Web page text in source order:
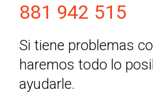
881 942 515
Si tiene problemas
haremos todo lo
ayudarle.